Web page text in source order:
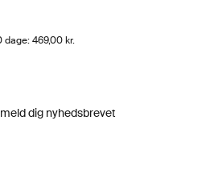
dage: 469,00 kr.
dig nyhedsbrevet